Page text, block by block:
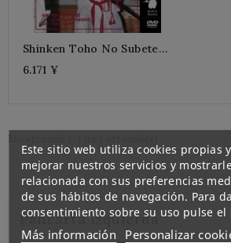
Shinken Toho No Subete-
HAYASHI Kunishiro
6.171 ¥
Mostrando 1-1 de 1 artículo(s)
Pancarta Izquierda
Este sitio web utiliza cookies propias
mejorar nuestros servicios y
relacionada con sus preferencias
de sus hábitos de navegación. Para
consentimiento sobre su uso pulse el
Más información Personalizar